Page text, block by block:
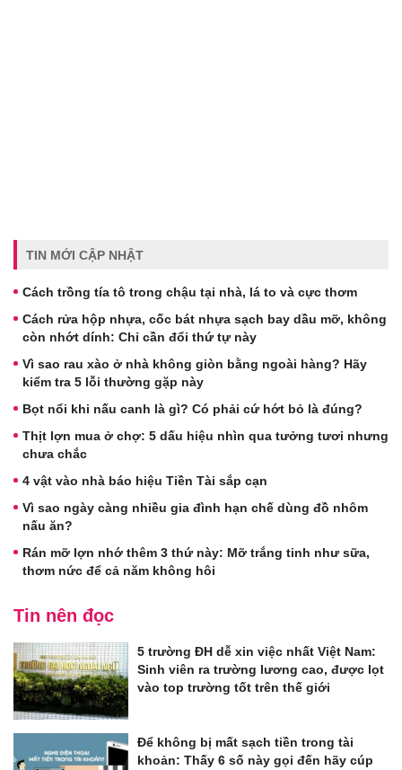
TIN MỚI CẬP NHẬT
Cách trồng tía tô trong chậu tại nhà, lá to và cực thơm
Cách rửa hộp nhựa, cốc bát nhựa sạch bay dầu mỡ, không
còn nhớt dính: Chỉ cần đổi thứ tự này
Vì sao rau xào ở nhà không giòn bằng ngoài hàng? Hãy
kiểm tra 5 lỗi thường gặp này
Bọt nổi khi nấu canh là gì? Có phải cứ hớt bỏ là đúng?
Thịt lợn mua ở chợ: 5 dấu hiệu nhìn qua tưởng tươi nhưng
chưa chắc
4 vật vào nhà báo hiệu Tiền Tài sắp cạn
Vì sao ngày càng nhiều gia đình hạn chế dùng đồ nhôm
nấu ăn?
Rán mỡ lợn nhớ thêm 3 thứ này: Mỡ trắng tinh như sữa,
thơm nức để cả năm không hôi
Tin nên đọc
5 trường ĐH dễ xin việc nhất Việt Nam:
Sinh viên ra trường lương cao, được lọt
vào top trường tốt trên thế giới
Để không bị mất sạch tiền trong tài
khoản: Thấy 6 số này gọi đến hãy cúp